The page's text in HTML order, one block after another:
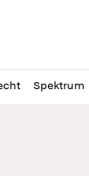
Spektrum